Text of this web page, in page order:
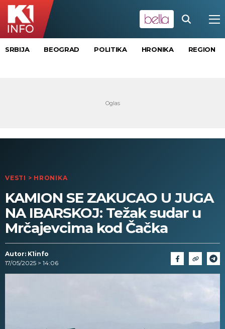
SRBIJA BEOGRAD POLITIKA HRONIKA REGION
VESTI > HRONIKA
KAMION SE ZAKUCAO U JUGA
NA IBARSKOJ: Težak sudar u
Mrčajevcima kod Čačka
Autor: K1info
17/05/2025 > 14:06